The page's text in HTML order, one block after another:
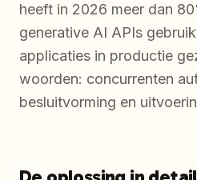
heeft in 2026 meer dan
generative AI APIs
applicaties in productie
woorden: concurrenten
besluitvorming en